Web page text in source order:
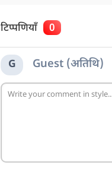
टिप्पणियाँ 0
G Guest (अतिथि)